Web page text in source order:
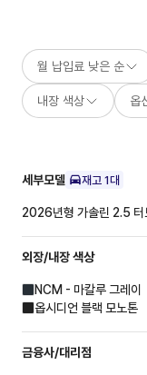
월 납입료 낮은 순
내장 색상 옵
세부모델 재고 1대
2026년형 가솔린 2.5
외장/내장색상
NCM - 마칼루 그레이
옵시디언 블랙 모노톤
금융사/대리점